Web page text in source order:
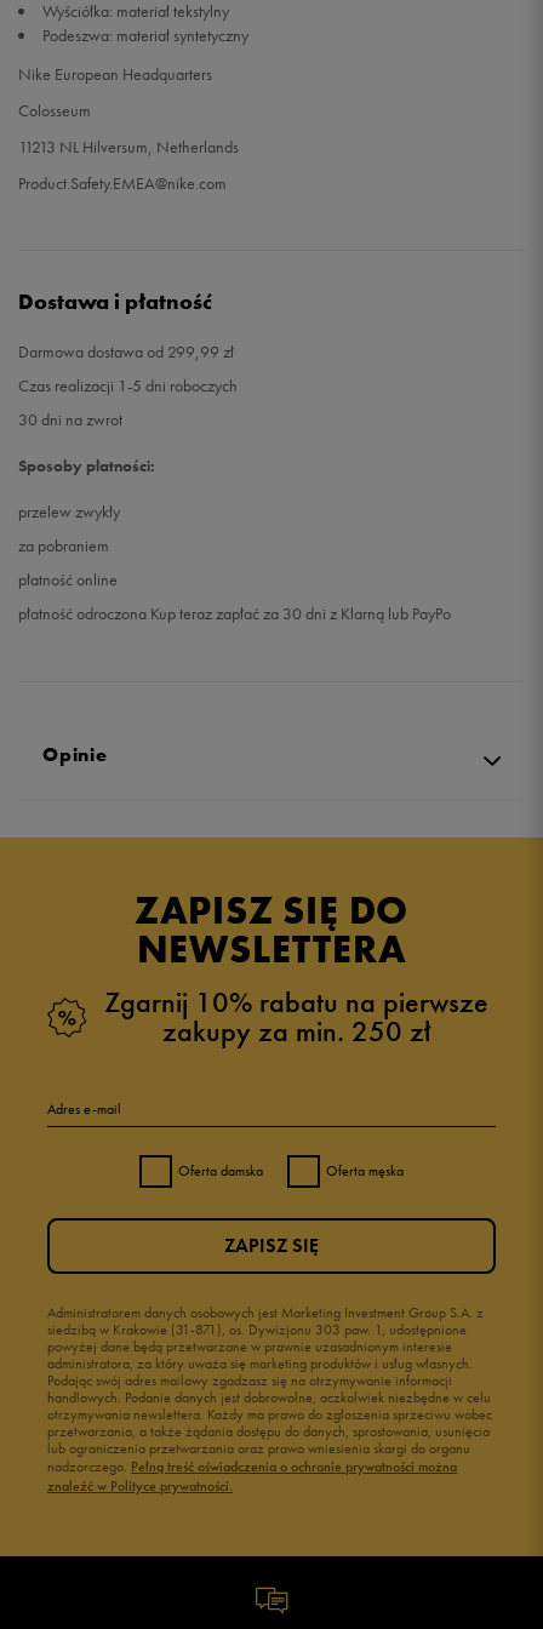
Wyściółka: materiał tekstylny
Podeszwa: materiał syntetyczny
Nike European Headquarters
Colosseum
11213 NL Hilversum, Netherlands
Product.Safety.EMEA@nike.com
Dostawa i płatność
Darmowa dostawa od 299,99 zł
Czas realizacji 1-5 dni roboczych
30 dni na zwrot
Sposoby płatności:
przelew zwykły
za pobraniem
płatność online
płatność odroczona Kup teraz zapłać za 30 dni z Klarną lub PayPo
Opinie
ZAPISZ SIĘ DO
NEWSLETTERA
Zgarnij 10% rabatu na pierwsze
zakupy za min. 250 zł
Adres e-mail
Oferta damska Oferta męska
Administratorem danych osobowych jest Marketing Investment Group S.A. z
siedzibą w Krakowie (31-871), os. Dywizjonu 303 paw. 1, udostępnione
powyżej dane będą przetwarzane w prawnie uzasadnionym interesie
administratora, za który uważa się marketing produktów i usług własnych.
Podając swój adres mailowy zgadzasz się na otrzymywanie informacji
handlowych. Podanie danych jest dobrowolne, aczkolwiek niezbędne w celu
otrzymywania newslettera. Każdy ma prawo do zgłoszenia sprzeciwu wobec
przetwarzania, a także żądania dostępu do danych, sprostowania, usunięcia
lub ograniczenia przetwarzania oraz prawo wniesienia skargi do organu
nadzorczego. Pełną treść oświadczenia o ochronie prywatności można
znaleźć w Polityce prywatności.
ZAPISZ SIĘ